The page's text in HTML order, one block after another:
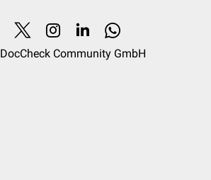
DocCheck Community GmbH